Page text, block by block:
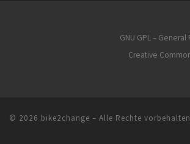
GNU GPL –
Creative
© 2026 bike2change – Alle Rechte vorbehalten